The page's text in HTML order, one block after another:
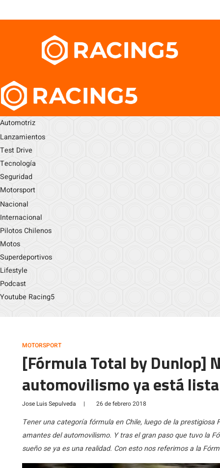
Automotriz
Lanzamientos
Test Drive
Tecnología
Seguridad
Motorsport
Nacional
Internacional
Pilotos Chilenos
Motos
Superdeportivos
Lifestyle
Podcast
Youtube Racing5
MOTORSPORT
[Fórmula Total by Dunlop]
automovilismo ya está
Jose Luis Sepulveda | 26 de febrero 2018
Tener una categoría fórmula en Chile, luego de la prestigiosa
amantes del automovilismo. Y tras el gran paso que tuvo la
sueño se ya es una realidad. Con esto nos referimos a la